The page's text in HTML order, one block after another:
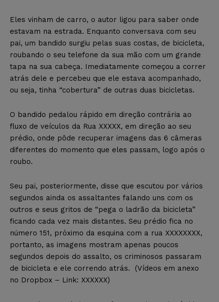
Eles vinham de carro, o autor ligou para saber onde
estavam na estrada. Enquanto conversava com seu
pai, um bandido surgiu pelas suas costas, de bicicleta,
roubando o seu telefone da sua mão com um grande
tapa na sua cabeça. Imediatamente começou a correr
atrás dele e percebeu que ele estava acompanhado,
ou seja, tinha “cobertura” de outras duas bicicletas.
O bandido pedalou rápido em direção contrária ao
fluxo de veículos da Rua XXXXX, em direção ao seu
prédio, onde pôde recuperar imagens das 6 câmeras
diferentes do momento que eles passam, logo após o
roubo.
Seu pai, posteriormente, disse que escutou por vários
segundos ainda os assaltantes falando uns com os
outros e seus gritos de “pega o ladrão da bicicleta”
ficando cada vez mais distantes. Seu prédio fica no
número 151, próximo da esquina com a rua XXXXXXXX,
portanto, as imagens mostram apenas poucos
segundos depois do assalto, os criminosos passaram
de bicicleta e ele correndo atrás. (Vídeos em anexo
no Dropbox – Link: XXXXXX)